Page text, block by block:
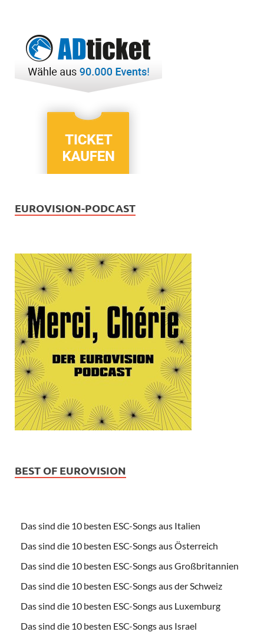
EUROVISION-PODCAST
BEST OF EUROVISION
Das sind die 10 besten ESC-Songs aus Italien
Das sind die 10 besten ESC-Songs aus Österreich
Das sind die 10 besten ESC-Songs aus Großbritannien
Das sind die 10 besten ESC-Songs aus der Schweiz
Das sind die 10 besten ESC-Songs aus Luxemburg
Das sind die 10 besten ESC-Songs aus Israel